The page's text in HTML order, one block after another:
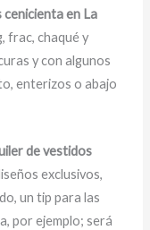
en La
frac, chaqué y
y con algunos
enterizos o abajo
de vestidos
exclusivos,
un tip para las
por ejemplo; será